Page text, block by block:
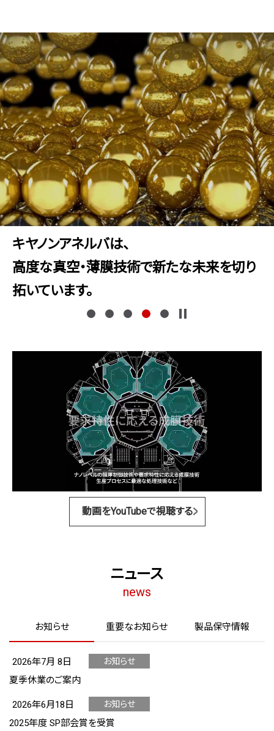
メインコンテンツまでスキップ
キヤノンアネルバ株式会社
Adastra 半導体・電子部品製造装置シリーズ 2024年10月発売
真空とは、大気より圧力の低い空間の状態のこと、
中でも、ナノレベルの微細加工を実現する超高真空は、
自然界では地表400km以上の宇宙空間にしか存在しません。
その超高真空こそが、
キヤノンアネルバの得意領域です。
真空とは、大気より圧力の低い空間の状態のこと、
中でも、ナノレベルの微細加工を実現する超高真空は、
自然界では地表400km以上の宇宙空間にしか存在しません。
その超高真空こそが、
キヤノンアネルバの得意領域です。
キヤノンアネルバは、
高度な真空・薄膜技術で新たな未来を切り
拓いています。
真空技術で未来を拓く
動画をYouTubeで視聴する
ニュース
お知らせ 重要なお知らせ 製品保守情報
2026年7月 8日 カテゴリ :
お知らせ
夏季休業のご案内
2026年6月18日 カテゴリ :
お知らせ
2025年度 SP部会賞を受賞